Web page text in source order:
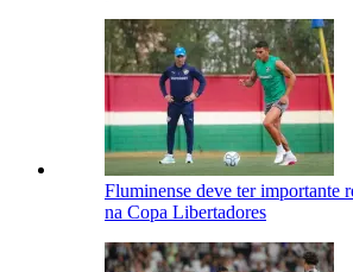
Fluminense deve ter importante
na Copa Libertadores